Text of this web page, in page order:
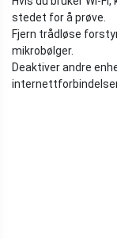
stedet for å prøve.
Fjern trådløse
mikrobølger.
Deaktiver andre